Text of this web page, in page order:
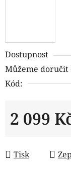
Dostupnost
Můžeme doručit
Kód:
2 099
Tisk